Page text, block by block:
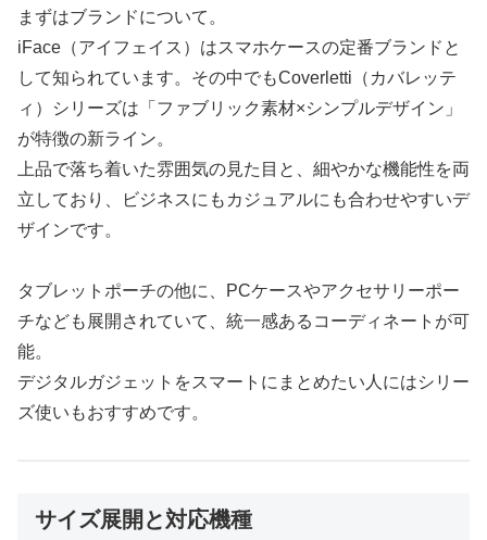
まずはブランドについて。
iFace（アイフェイス）はスマホケースの定番ブランドと
して知られています。その中でもCoverletti（カバレッテ
ィ）シリーズは「ファブリック素材×シンプルデザイン」
が特徴の新ライン。
上品で落ち着いた雰囲気の見た目と、細やかな機能性を両
立しており、ビジネスにもカジュアルにも合わせやすいデ
ザインです。
タブレットポーチの他に、PCケースやアクセサリーポー
チなども展開されていて、統一感あるコーディネートが可
能。
デジタルガジェットをスマートにまとめたい人にはシリー
ズ使いもおすすめです。
サイズ展開と対応機種